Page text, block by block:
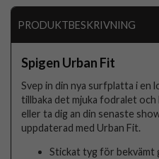
PRODUKTBESKRIVNING
Spigen Urban Fit
Svep in din nya surfplatta i en
tillbaka det mjuka fodralet
eller ta dig an din senaste
uppdaterad med Urban Fit.
Stickat tyg för bekvämt